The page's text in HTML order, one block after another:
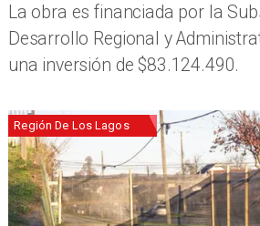
La obra es financiada por la
Desarrollo Regional y
una inversión de $83.124.490.
Región De Los Lagos